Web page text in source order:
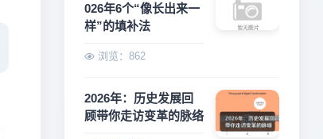
026年6个“像长出来一
样”的填补法
浏览：862
2026年：历史发展回
顾带你走访变革的脉络